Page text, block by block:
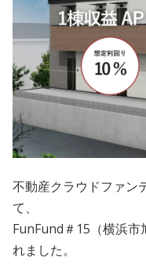
プライバシーポ
情報セキュリテ
ソーシャルメデ
反社会的勢力に
電子決済等代行業
OWNERS.COM
不動産クラウドファン
て、
FunFund＃15（横浜市
れました。